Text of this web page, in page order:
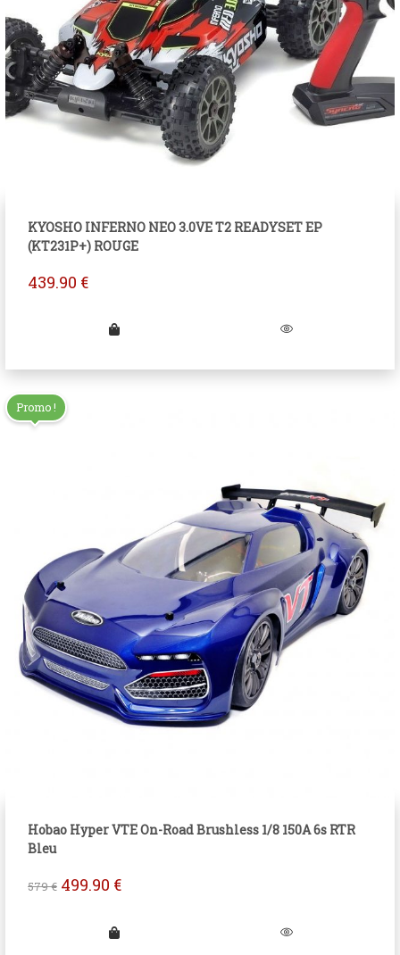
KYOSHO INFERNO NEO 3.0VE T2 READYSET EP
(KT231P+) ROUGE
439.90 €
Promo !
Hobao Hyper VTE On-Road Brushless 1/8 150A 6s RTR
Bleu
579€ 499.90 €